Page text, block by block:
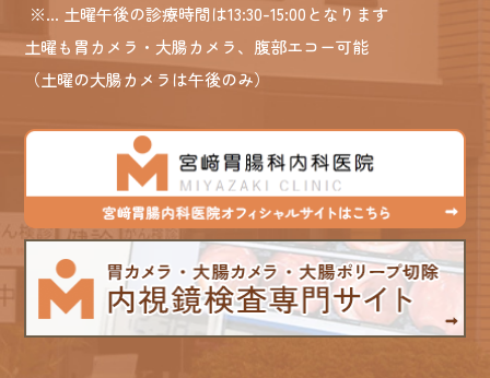
※... 土曜午後の診療時間は13:30-15:00となります
土曜も胃カメラ・大腸カメラ、腹部エコー可能
（土曜の大腸カメラは午後のみ）